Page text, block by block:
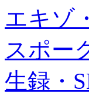
エキゾ
スポー
生録・